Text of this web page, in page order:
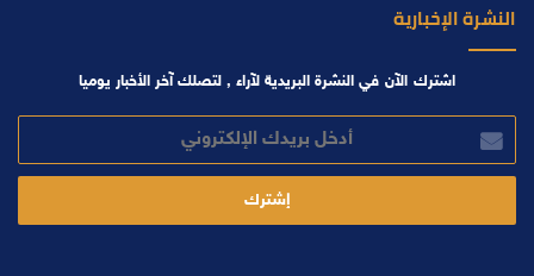
النشرة الإخبارية
اشترك الآن في النشرة البريدية لآراء , لتصلك آخر الأخبار يوميا
بريدك
الإلكتروني